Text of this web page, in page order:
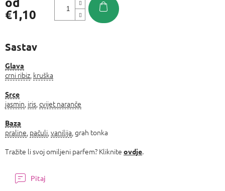
€1,10
Sastav
Glava
crni ribiz kruška
Srce
jasmin iris cvijet naranče
Baza
praline pačuli vanilija , grah tonka
Tražite li svoj omiljeni parfem? Kliknite ovdje.
Pitaj